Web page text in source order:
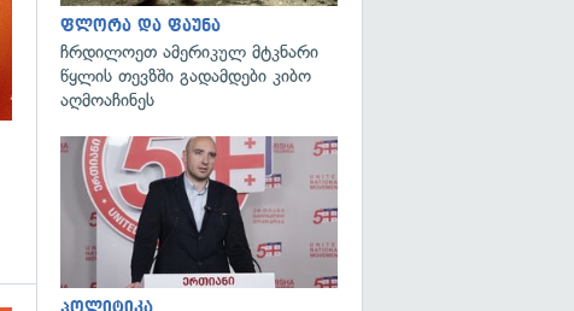
ფლორა და ფაუნა
ჩრდილოეთ ამერიკულ მტკნარი
წყლის თევზში გადამდები კიბო
აღმოაჩინეს